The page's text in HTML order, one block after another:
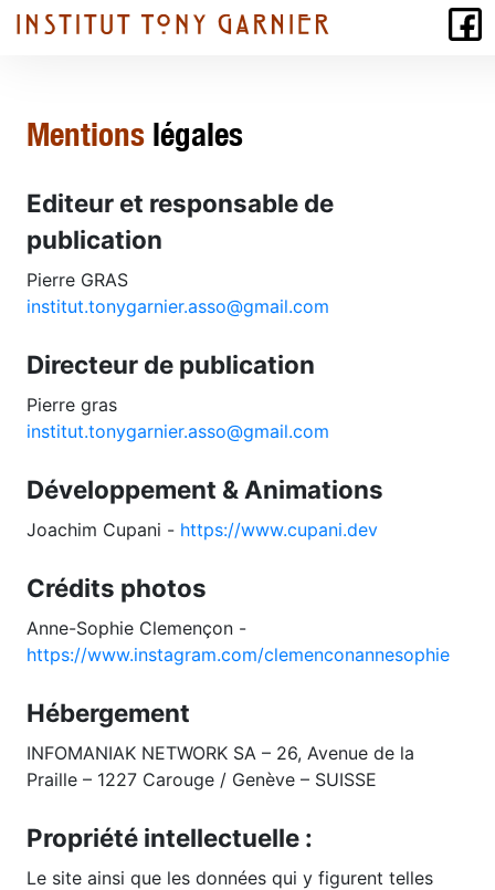
Mentions légales
Editeur et responsable de
publication
Pierre GRAS
institut.tonygarnier.asso@gmail.com
Directeur de publication
Pierre gras
institut.tonygarnier.asso@gmail.com
Développement & Animations
Joachim Cupani - https://www.cupani.dev
Crédits photos
Anne-Sophie Clemençon -
https://www.instagram.com/clemenconannesophie
Hébergement
INFOMANIAK NETWORK SA – 26, Avenue de la
Praille – 1227 Carouge / Genève – SUISSE
Propriété intellectuelle :
Le site ainsi que les données qui y figurent telles